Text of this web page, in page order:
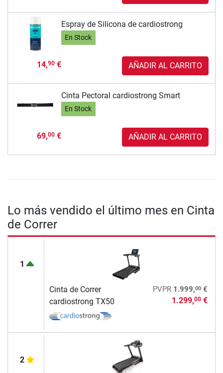
Espray de Silicona de cardiostrong
En Stock
14,90€ AÑADIR AL CARRITO
Cinta Pectoral cardiostrong Smart
En Stock
69,00€ AÑADIR AL CARRITO
Lo más vendido el último mes en Cinta
de Correr
1
Cinta de Correr
cardiostrong TX50
PVPR 1.999,00€
1.299,00€
2